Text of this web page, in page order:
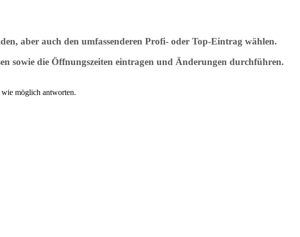
aber auch den umfassenderen Profi- oder Top-Eintrag wählen.
sowie die Öffnungszeiten eintragen und Änderungen durchführen.
möglich antworten.